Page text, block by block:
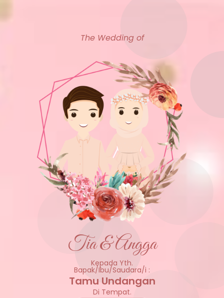
The Wedding of
Tia & Angga
Kepada Yth.
Bapak/Ibu/Saudara/i :
Tamu Undangan
Di Tempat.